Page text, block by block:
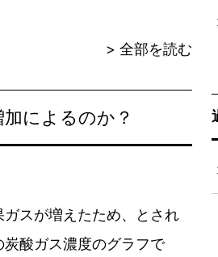
> 全部を読む
によるのか？
スが増えたため、とされ
酸ガス濃度のグラフで